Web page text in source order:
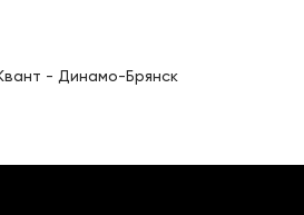
- Динамо-Брянск